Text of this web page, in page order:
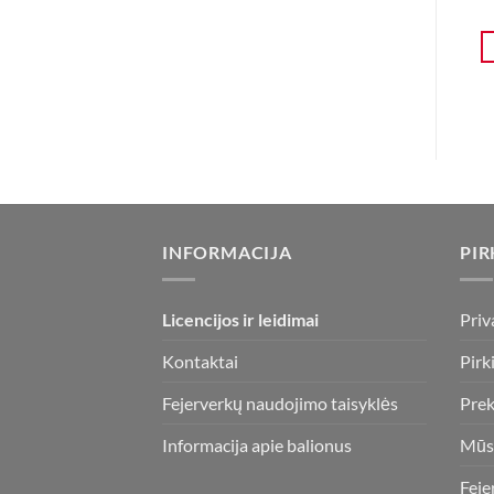
INFORMACIJA
Licencijos ir leidimai
Kontaktai
Fejerverkų naudojimo taisyklės
Informacija apie balionus